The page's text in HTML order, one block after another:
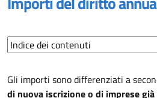
Gli importi sono differenziati a
di nuova iscrizione o di imprese